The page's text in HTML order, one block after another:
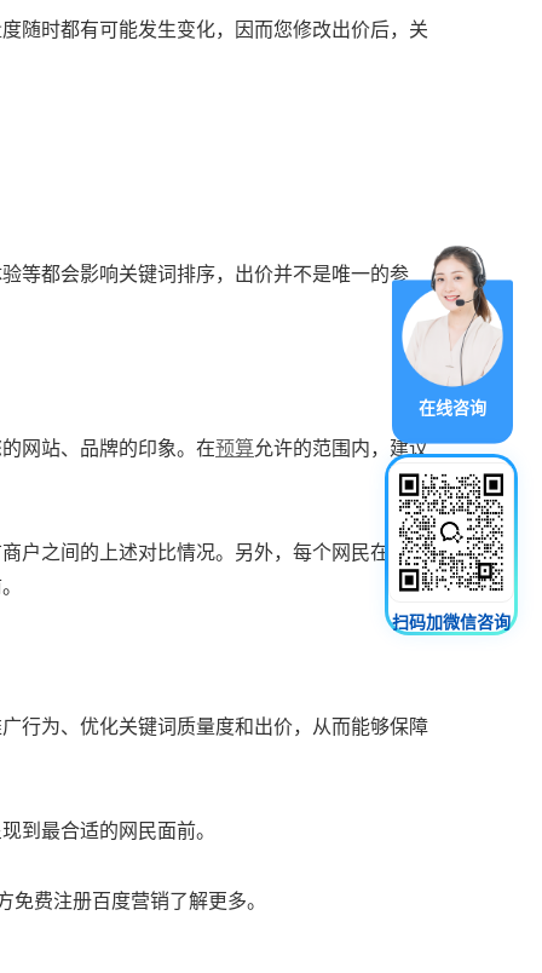
随时都有可能发生变化，因而您修改出价后，关
等都会影响关键词排序，出价并不是唯一的参
网站、品牌的印象。在预算允许的范围内，建议
户之间的上述对比情况。另外，每个网民在百度
行为、优化关键词质量度和出价，从而能够保障
到最合适的网民面前。
费注册百度营销了解更多。
在线咨询
扫码加微信咨询